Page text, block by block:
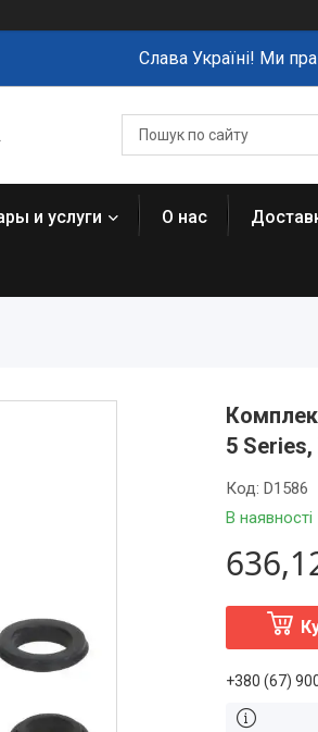
Слава Україні! Ми
и услуги О нас
5
В наявності
Код:D1586
+380 (67)